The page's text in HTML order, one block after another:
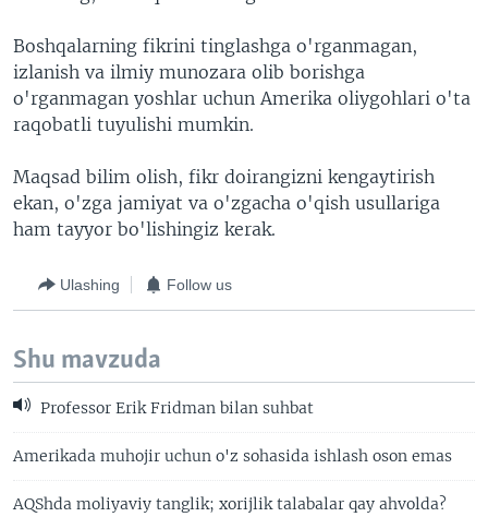
Boshqalarning fikrini tinglashga o'rganmagan,
izlanish va ilmiy munozara olib borishga
o'rganmagan yoshlar uchun Amerika oliygohlari o'ta
raqobatli tuyulishi mumkin.
Maqsad bilim olish, fikr doirangizni kengaytirish
ekan, o'zga jamiyat va o'zgacha o'qish usullariga
ham tayyor bo'lishingiz kerak.
Ulashing Follow us
Shu mavzuda
Professor Erik Fridman bilan suhbat
Amerikada muhojir uchun o'z sohasida ishlash oson emas
AQShda moliyaviy tanglik; xorijlik talabalar qay ahvolda?